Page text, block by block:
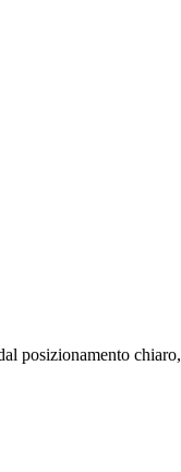
posizionamento